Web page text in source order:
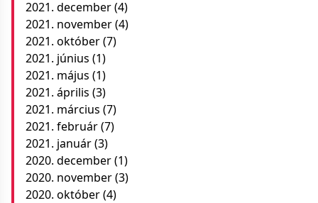
2021. december(4)
2021. november(4)
2021. október(7)
2021. június (1)
2021. május (1)
2021. április (3)
2021. március (7)
2021. február(7)
2021. január(3)
2020. december(1)
2020. november(3)
2020. október(4)